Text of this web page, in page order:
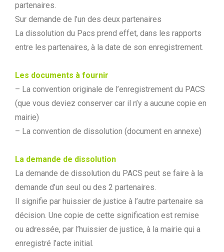
partenaires.
Sur demande de l’un des deux partenaires
La dissolution du Pacs prend effet, dans les rapports
entre les partenaires, à la date de son enregistrement.
Les documents à fournir
– La convention originale de l’enregistrement du PACS
(que vous deviez conserver car il n’y a aucune copie en
mairie)
– La convention de dissolution (document en annexe)
La demande de dissolution
La demande de dissolution du PACS peut se faire à la
demande d’un seul ou des 2 partenaires.
Il signifie par huissier de justice à l’autre partenaire sa
décision. Une copie de cette signification est remise
ou adressée, par l’huissier de justice, à la mairie qui a
enregistré l’acte initial.